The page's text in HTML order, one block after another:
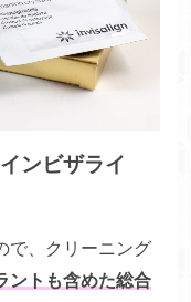
ンビザライ
で、クリーニング
ントも含めた総合